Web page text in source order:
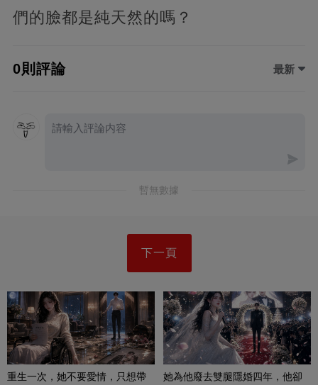
們的臉都是純天然的嗎？
0則評論 最新
暫無數據
下一頁
重生一次，她不要愛情，只想帶
她為他廢去雙腿隱婚四年，他卻